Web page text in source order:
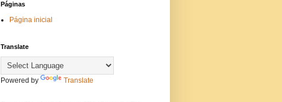
Páginas
Página inicial
Translate
Powered by Translate